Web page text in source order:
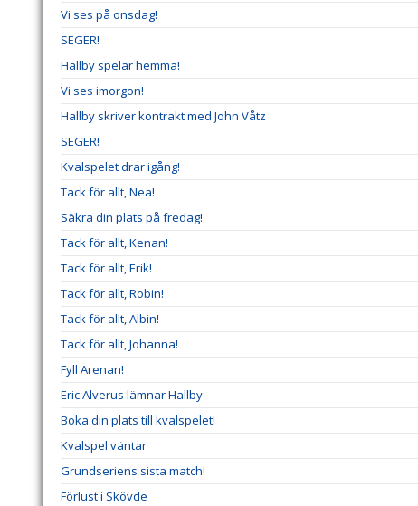
Vi ses på onsdag!
SEGER!
Hallby spelar hemma!
Vi ses imorgon!
Hallby skriver kontrakt med John Våtz
SEGER!
Kvalspelet drar igång!
Tack för allt, Nea!
Säkra din plats på fredag!
Tack för allt, Kenan!
Tack för allt, Erik!
Tack för allt, Robin!
Tack för allt, Albin!
Tack för allt, Johanna!
Fyll Arenan!
Eric Alverus lämnar Hallby
Boka din plats till kvalspelet!
Kvalspel väntar
Grundseriens sista match!
Förlust i Skövde